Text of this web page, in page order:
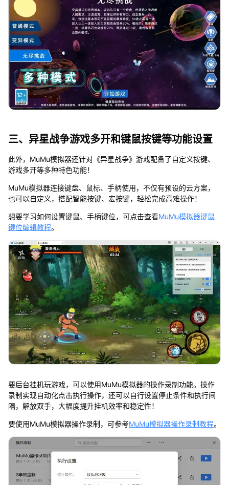
三、异星战争游戏多开和键鼠按键等功能设置
此外，MuMu模拟器还针对《异星战争》游戏配备了自定义按键、
游戏多开等多种特色功能！
MuMu模拟器连接键盘、鼠标、手柄使用，不仅有预设的云方案，
也可以自定义，搭配智能按键、宏按键，轻松完成高难操作！
想要学习如何设置键鼠、手柄键位，可点击查看MuMu模拟器键鼠
键位编辑教程。
要后台挂机玩游戏，可以使用MuMu模拟器的操作录制功能。操作
录制实现自动化点击执行操作，还可以自行设置停止条件和执行间
隔，解放双手，大幅度提升挂机效率和稳定性！
要使用MuMu模拟器操作录制，可参考MuMu模拟器操作录制教程。